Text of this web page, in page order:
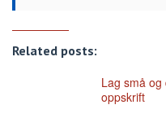
Related posts:
Lag små
oppskrift